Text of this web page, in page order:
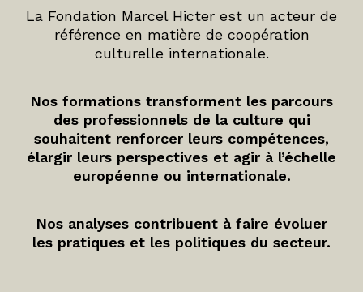
La Fondation Marcel Hicter est un acteur de
référence en matière de coopération
culturelle internationale.
Nos formations transforment les parcours
des professionnels de la culture qui
souhaitent renforcer leurs compétences,
élargir leurs perspectives et agir à l’échelle
européenne ou internationale.
Nos analyses contribuent à faire évoluer
les pratiques et les politiques du secteur.